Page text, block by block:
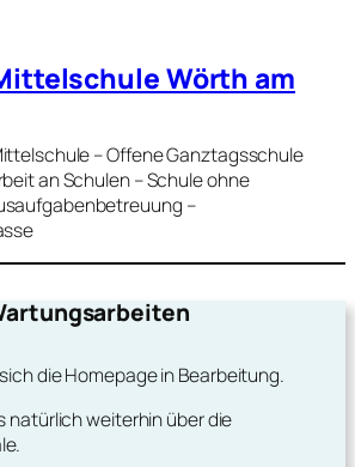
Wörth am
– Offene Ganztagsschule
an Schulen – Schule ohne
–
die Homepage in Bearbeitung.
natürlich weiterhin über die